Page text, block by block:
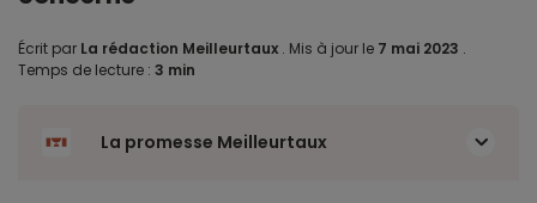
Écrit par La rédaction Meilleurtaux . Mis à jour le 7 mai 2023 .
Temps de lecture : 3 min
La promesse Meilleurtaux